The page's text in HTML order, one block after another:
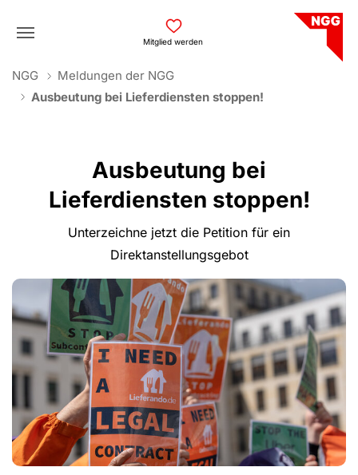
Mitglied werden
You are here:
NGG
Meldungen der NGG
Ausbeutung bei Lieferdiensten stoppen!
Ausbeutung bei
Lieferdiensten stoppen!
Unterzeichne jetzt die Petition für ein
Direktanstellungsgebot